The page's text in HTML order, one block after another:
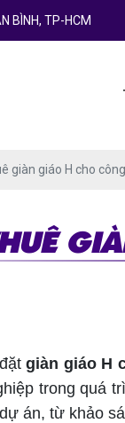
BÌNH, TP-HCM
giàn giáo H cho
giàn giáo H
trong quá
án, từ khảo